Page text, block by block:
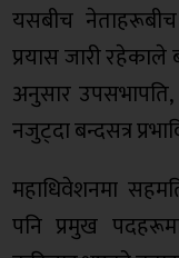
यसबीच
प्रयास जारी रहेकाले
अनुसार उपसभापति,
नजुट्दा बन्दसत्र
महाधिवेशनमा
पनि प्रमुख